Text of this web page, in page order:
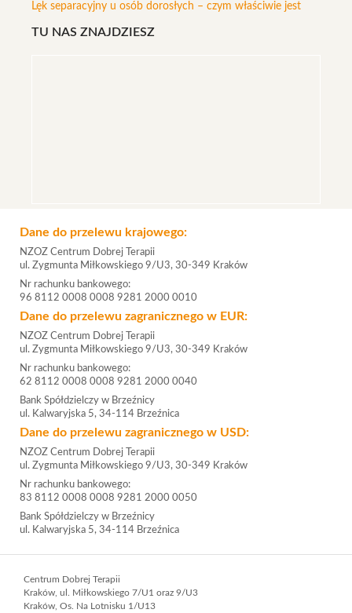
Lęk separacyjny u osób dorosłych – czym właściwie jest
TU NAS ZNAJDZIESZ
Dane do przelewu krajowego:
NZOZ Centrum Dobrej Terapii
ul. Zygmunta Miłkowskiego 9/U3, 30-349 Kraków
Nr rachunku bankowego:
96 8112 0008 0008 9281 2000 0010
Dane do przelewu zagranicznego w EUR:
NZOZ Centrum Dobrej Terapii
ul. Zygmunta Miłkowskiego 9/U3, 30-349 Kraków
Nr rachunku bankowego:
62 8112 0008 0008 9281 2000 0040
Bank Spółdzielczy w Brzeźnicy
ul. Kalwaryjska 5, 34-114 Brzeźnica
Dane do przelewu zagranicznego w USD:
NZOZ Centrum Dobrej Terapii
ul. Zygmunta Miłkowskiego 9/U3, 30-349 Kraków
Nr rachunku bankowego:
83 8112 0008 0008 9281 2000 0050
Bank Spółdzielczy w Brzeźnicy
ul. Kalwaryjska 5, 34-114 Brzeźnica
Centrum Dobrej Terapii
Kraków, ul. Miłkowskiego 7/U1 oraz 9/U3
Kraków, Os. Na Lotnisku 1/U13